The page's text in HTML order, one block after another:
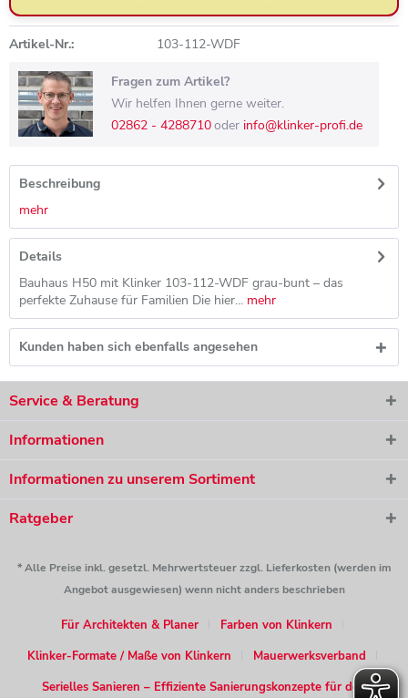
Artikel-Nr.: 103-112-WDF
Fragen zum Artikel?
Wir helfen Ihnen gerne weiter.
02862 - 4288710oder info@klinker-profi.de
Beschreibung
mehr
Details
Bauhaus H50 mit Klinker 103-112-WDF grau-bunt – das
perfekte Zuhause für Familien Die hier... mehr
Kunden haben sich ebenfalls angesehen
Service & Beratung
Informationen
Informationen zu unserem Sortiment
Ratgeber
* Alle Preise inkl. gesetzl. Mehrwertsteuer zzgl. Lieferkosten (werden im
Angebot ausgewiesen) wenn nicht anders beschrieben
Für Architekten & Planer
Farben von Klinkern
Klinker-Formate / Maße von Klinkern
Mauerwerksverband
Serielles Sanieren – Effiziente Sanierungskonzepte für den